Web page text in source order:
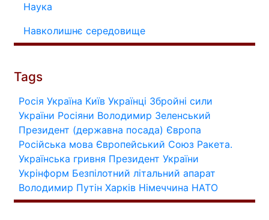
Наука
Навколишнє середовище
Tags
Росія Україна Київ Українці Збройні сили
України Росіяни Володимир Зеленський
Президент (державна посада) Європа
Російська мова Європейський Союз Ракета.
Українська гривня Президент України
Укрінформ Безпілотний літальний апарат
Володимир Путін Харків Німеччина НАТО